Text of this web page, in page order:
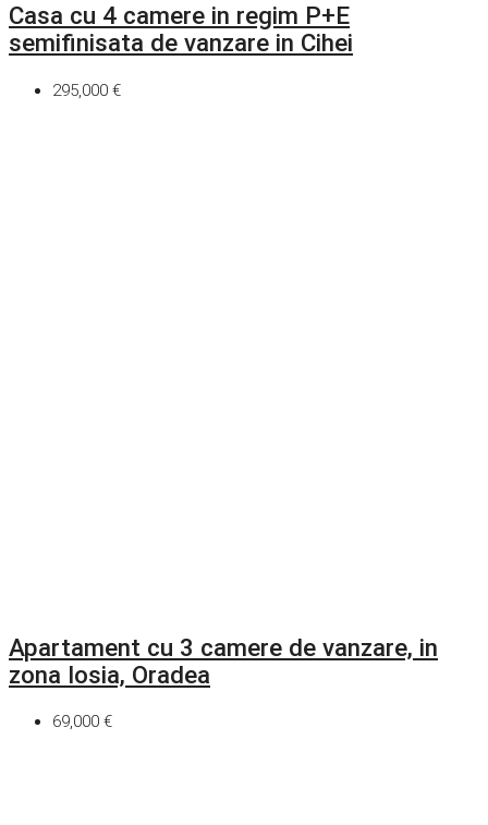
Casa cu 4 camere in regim P+E
semifinisata de vanzare in Cihei
295,000 €
Apartament cu 3 camere de vanzare, in
zona Iosia, Oradea
69,000 €